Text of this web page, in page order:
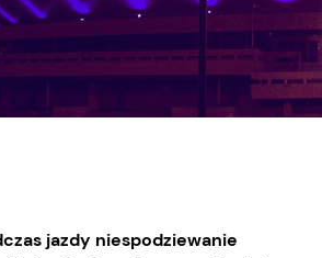
jazdy niespodziewanie